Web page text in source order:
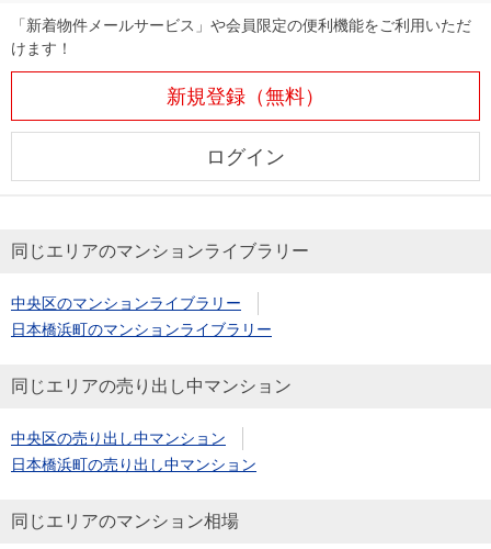
「新着物件メールサービス」や会員限定の便利機能をご利用いただ
けます！
新規登録（無料）
ログイン
同じエリアのマンションライブラリー
中央区のマンションライブラリー
日本橋浜町のマンションライブラリー
同じエリアの売り出し中マンション
中央区の売り出し中マンション
日本橋浜町の売り出し中マンション
同じエリアのマンション相場